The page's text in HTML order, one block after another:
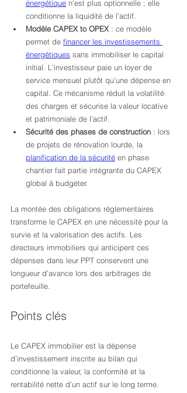
énergétique n’est plus optionnelle ; elle
conditionne la liquidité de l’actif.
Modèle CAPEX to OPEX : ce modèle
permet de financer les investissements
énergétiques sans immobiliser le capital
initial. L’investisseur paie un loyer de
service mensuel plutôt qu’une dépense en
capital. Ce mécanisme réduit la volatilité
des charges et sécurise la valeur locative
et patrimoniale de l’actif.
Sécurité des phases de construction : lors
de projets de rénovation lourde, la
planification de la sécurité en phase
chantier fait partie intégrante du CAPEX
global à budgéter.
La montée des obligations réglementaires
transforme le CAPEX en une nécessité pour la
survie et la valorisation des actifs. Les
directeurs immobiliers qui anticipent ces
dépenses dans leur PPT conservent une
longueur d’avance lors des arbitrages de
portefeuille.
Points clés
Le CAPEX immobilier est la dépense
d’investissement inscrite au bilan qui
conditionne la valeur, la conformité et la
rentabilité nette d’un actif sur le long terme.